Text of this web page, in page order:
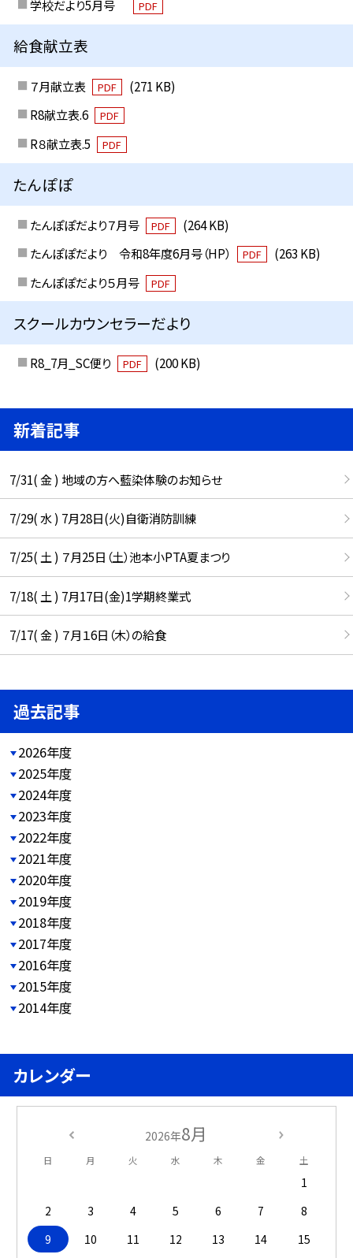
学校だより5月号 PDF
給食献立表
７月献立表 PDF
(271 KB)
R8献立表.6
PDF
R８献立表.5 PDF
たんぽぽ
たんぽぽだより７月号 PDF
(264 KB)
たんぽぽだより 令和8年度6月号（HP）
PDF
(263 KB)
たんぽぽだより５月号
PDF
スクールカウンセラーだより
R8_7月_SC便り PDF (200 KB)
新着記事
7/31( 金 ) 地域の方へ藍染体験のお知らせ
7/29( 水 ) 7月28日(火)自衛消防訓練
7/25( 土 ) ７月25日（土）池本小PTA夏まつり
7/18( 土 ) 7月17日(金)1学期終業式
7/17( 金 ) ７月１6日（木）の給食
過去記事
2026年度
2025年度
2024年度
2023年度
2022年度
2021年度
2020年度
2019年度
2018年度
2017年度
2016年度
2015年度
2014年度
カレンダー
2026年8月
日 月 火 水 木 金 土
1
2
3 4 5 6 7
8
9
10 11 12 13 14
15